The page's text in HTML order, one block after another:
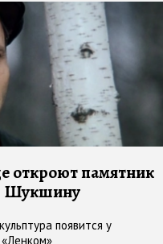
откроют памятник
Шукшину
появится у